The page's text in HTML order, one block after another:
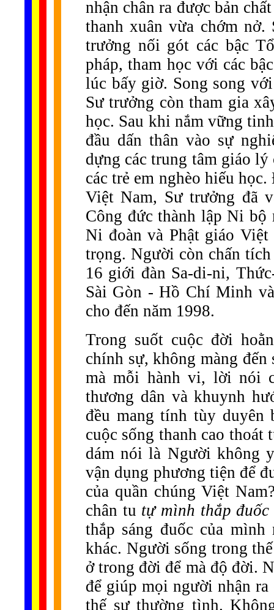
nhận chân ra được bản
thanh xuân vừa chớm
trưởng nối gót các bậc
pháp, tham học với các
lúc bấy giờ. Song song
Sư trưởng còn tham gia
học. Sau khi nắm vững
đầu dấn thân vào sự
dựng các trung tâm giáo
các trẻ em nghèo hiếu
Việt Nam, Sư trưởng đã
Công đức thành lập Ni bộ
Ni đoàn và Phật giáo
trọng. Người còn chấn
16 giới đàn Sa-di-ni,
Sài Gòn - Hồ Chí Minh
cho đến năm 1998.
Trong suốt cuộc đời
chính sự, không màng
mà mỗi hành vi, lời nói
thương dân và khuynh
đều mang tính tùy
cuộc sống thanh cao thoát
dám nói là Người không
vận dụng phương tiện để
của quần chúng Việt
chân tu tự mình thắp
thắp sáng đuốc của
khác. Người sống trong
ở trong đời để mà độ đời.
để giúp mọi người nhận
thế sự thường tình.